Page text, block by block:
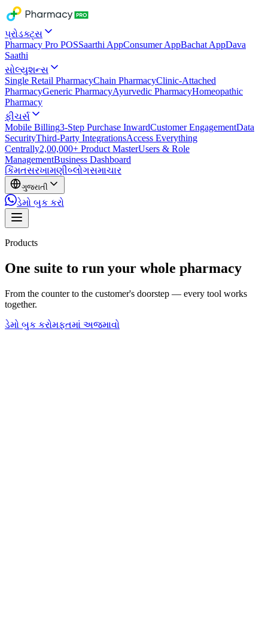
પ્રોડક્ટ્સ
Pharmacy Pro POSSaarthi AppConsumer AppBachat AppDava
Saathi
સોલ્યુશન્સ
Single Retail PharmacyChain PharmacyClinic-Attached
PharmacyGeneric PharmacyAyurvedic PharmacyHomeopathic
Pharmacy
ફીચર્સ
Mobile Billing3-Step Purchase InwardCustomer EngagementData
SecurityThird-Party IntegrationsAccess Everything
Centrally2,00,000+ Product MasterUsers & Role
ManagementBusiness Dashboard
કિંમતસરખામણીબ્લોગસમાચાર
ગુજરાતી
ડેમો બુક કરો
Products
One suite to run your whole pharmacy
From the counter to the customer's doorstep — every tool works
together.
ડેમો બુક કરોમફતમાં અજમાવો